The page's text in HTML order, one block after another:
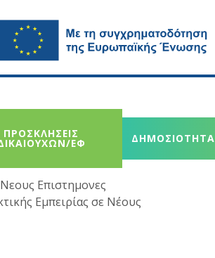
ΠΡΟΣΚΛΗΣΕΙΣ
ΕΦ ΔΗΜΟΣΙΟΤΗΤΑ
Επιστημονες
Εμπειρίας σε Νέους